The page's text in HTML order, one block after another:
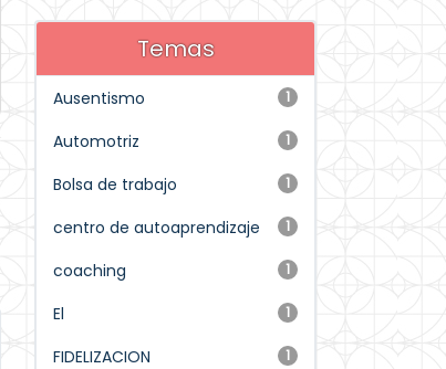
Temas
1
Ausentismo
1
Automotriz
1
Bolsa de trabajo
1
centro de autoaprendizaje
1
coaching
1
El
1
FIDELIZACION